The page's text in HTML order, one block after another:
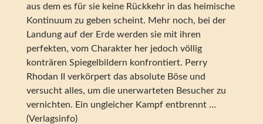
aus dem es für sie keine Rückkehr in das heimische
Kontinuum zu geben scheint. Mehr noch, bei der
Landung auf der Erde werden sie mit ihren
perfekten, vom Charakter her jedoch völlig
konträren Spiegelbildern konfrontiert. Perry
Rhodan II verkörpert das absolute Böse und
versucht alles, um die unerwarteten Besucher zu
vernichten. Ein ungleicher Kampf entbrennt …
(Verlagsinfo)